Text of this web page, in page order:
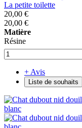
La petite toilette
20,00 €
20,00 €
Matière
Résine
+ Avis
Liste de souhaits